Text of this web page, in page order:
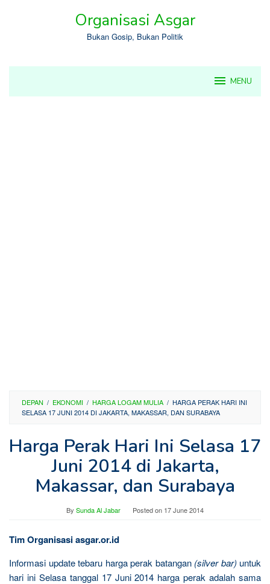
Organisasi Asgar
Bukan Gosip, Bukan Politik
MENU
DEPAN / EKONOMI / HARGA LOGAM MULIA / HARGA PERAK HARI INI
SELASA 17 JUNI 2014 DI JAKARTA, MAKASSAR, DAN SURABAYA
Harga Perak Hari Ini Selasa 17
Juni 2014 di Jakarta,
Makassar, dan Surabaya
By Sunda Al Jabar Posted on 17 June 2014
Tim Organisasi asgar.or.id
Informasi update tebaru harga perak batangan (silver bar) untuk
hari ini Selasa tanggal 17 Juni 2014 harga perak adalah sama